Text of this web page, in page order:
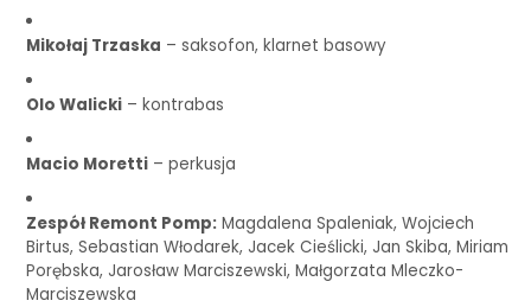
Mikołaj Trzaska – saksofon, klarnet basowy
Olo Walicki – kontrabas
Macio Moretti – perkusja
Zespół Remont Pomp: Magdalena Spaleniak, Wojciech
Birtus, Sebastian Włodarek, Jacek Cieślicki, Jan Skiba, Miriam
Porębska, Jarosław Marciszewski, Małgorzata Mleczko-
Marciszewska